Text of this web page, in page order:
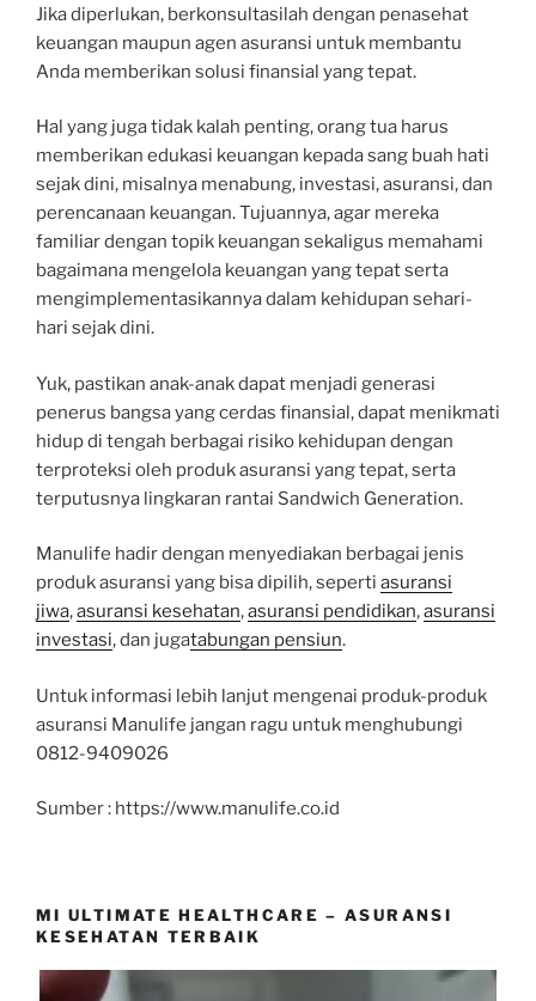
Jika diperlukan, berkonsultasilah dengan penasehat
keuangan maupun agen asuransi untuk membantu
Anda memberikan solusi finansial yang tepat.
Hal yang juga tidak kalah penting, orang tua harus
memberikan edukasi keuangan kepada sang buah hati
sejak dini, misalnya menabung, investasi, asuransi, dan
perencanaan keuangan. Tujuannya, agar mereka
familiar dengan topik keuangan sekaligus memahami
bagaimana mengelola keuangan yang tepat serta
mengimplementasikannya dalam kehidupan sehari-
hari sejak dini.
Yuk, pastikan anak-anak dapat menjadi generasi
penerus bangsa yang cerdas finansial, dapat menikmati
hidup di tengah berbagai risiko kehidupan dengan
terproteksi oleh produk asuransi yang tepat, serta
terputusnya lingkaran rantai Sandwich Generation.
Manulife hadir dengan menyediakan berbagai jenis
produk asuransi yang bisa dipilih, seperti asuransi
jiwa,asuransi kesehatan,asuransi pendidikan,asuransi
investasi, dan jugatabungan pensiun.
Untuk informasi lebih lanjut mengenai produk-produk
asuransi Manulife jangan ragu untuk menghubungi
0812-9409026
Sumber : https://www.manulife.co.id
MI ULTIMATE HEALTHCARE – ASURANSI
KESEHATAN TERBAIK
Video